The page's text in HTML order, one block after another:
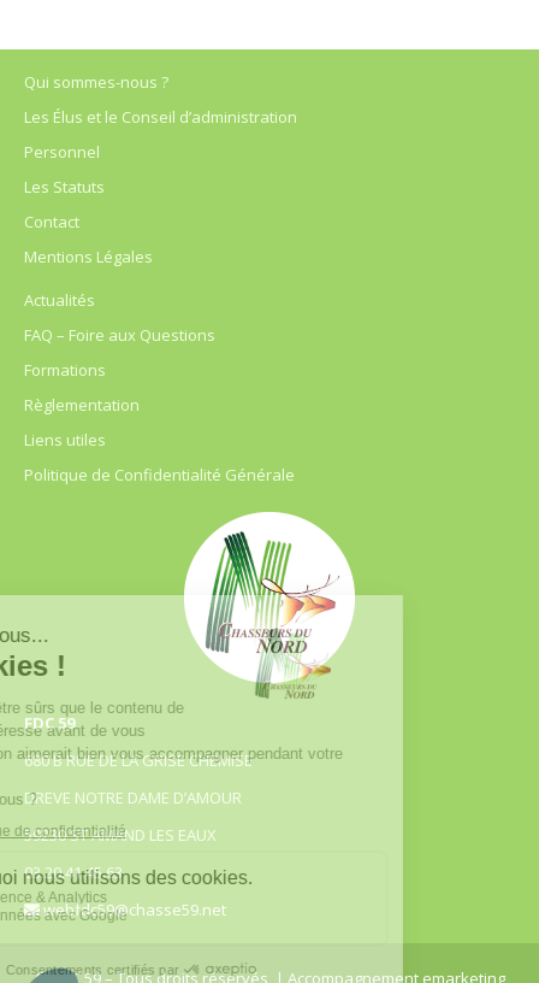
Qui sommes-nous ?
Les Élus et le Conseil d’administration
Personnel
Les Statuts
Contact
Mentions Légales
Actualités
FAQ – Foire aux Questions
Formations
Règlementation
Liens utiles
Politique de Confidentialité Générale
FDC 59
680 B RUE DE LA GRISE CHEMISE
DREVE NOTRE DAME D’AMOUR
59230 ST AMAND LES EAUX
03.20.41.45.63
webfdc59@chasse59.net
© FDC 59 – Tous droits réservés | Accompagnement emarketing